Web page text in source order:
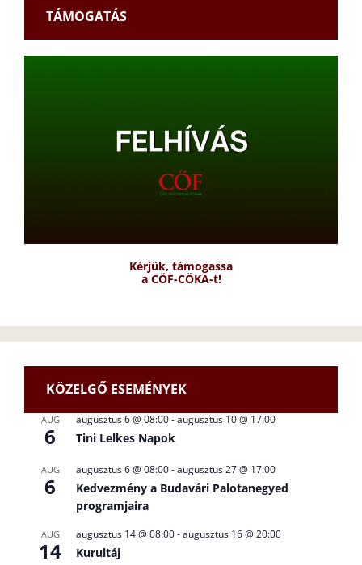
TÁMOGATÁS
Kérjük, támogassa
a CÖF-CÖKA-t!
KÖZELGŐ ESEMÉNYEK
AUG
6
augusztus 6 @ 08:00-augusztus 10 @ 17:00
Tini Lelkes Napok
AUG
6
augusztus 6 @ 08:00-augusztus 27 @ 17:00
Kedvezmény a Budavári Palotanegyed
programjaira
AUG
14
augusztus 14 @ 08:00-augusztus 16 @ 20:00
Kurultáj